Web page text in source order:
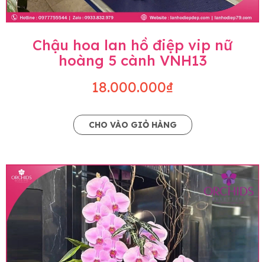
Chậu hoa lan hồ điệp vip nữ
hoàng 5 cành VNH13
18.000.000₫
CHO VÀO GIỎ HÀNG